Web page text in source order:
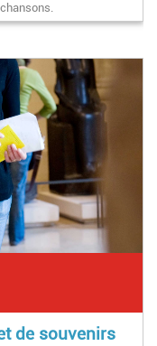
de souvenirs